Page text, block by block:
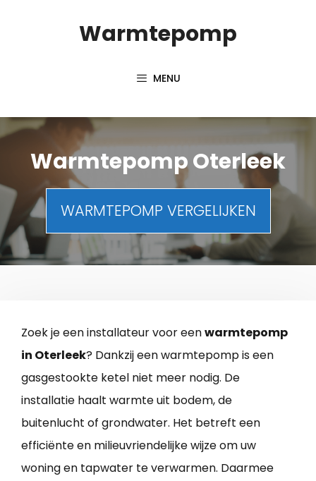
Warmtepomp
MENU
Warmtepomp Oterleek
WARMTEPOMP VERGELIJKEN
Zoek je een installateur voor eenwarmtepomp
in Oterleek? Dankzij een warmtepomp is een
gasgestookte ketel niet meer nodig. De
installatie haalt warmte uit bodem, de
buitenlucht of grondwater. Het betreft een
efficiënte en milieuvriendelijke wijze om uw
woning en tapwater te verwarmen. Daarmee